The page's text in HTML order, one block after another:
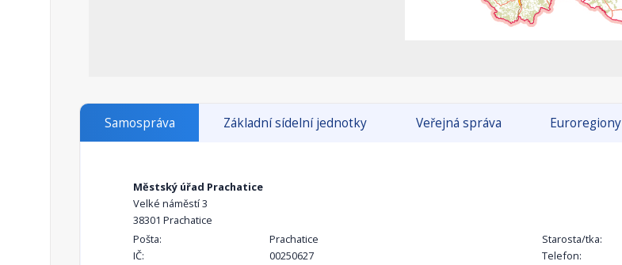
Samospráva Základní sídelní jednotky Veřejná správa Euroregiony
Městský úřad Prachatice
Velké náměstí 3
38301 Prachatice
Pošta:
Prachatice
IČ:
00250627
Starosta/tka:
Telefon: